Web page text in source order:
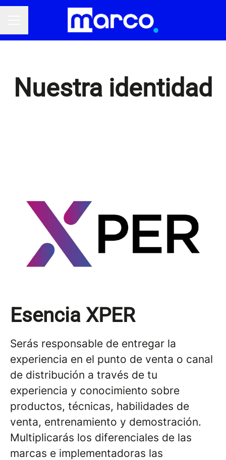
Nuestra identidad
Esencia XPER
Serás responsable de entregar la
experiencia en el punto de venta o canal
de distribución a través de tu
experiencia y conocimiento sobre
productos, técnicas, habilidades de
venta, entrenamiento y demostración.
Multiplicarás los diferenciales de las
marcas e implementadoras las